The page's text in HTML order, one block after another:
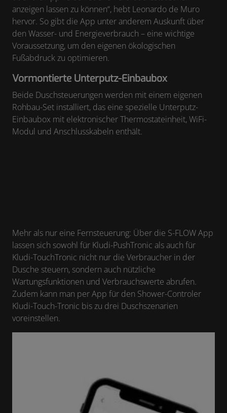
anzeigen lassen zu können“, hebt Leonardo de Muro
hervor. So gibt die App unter anderem Auskunft über
den Wasser- und Energieverbrauch – eine wichtige
Voraussetzung, um den eigenen ökologischen
Fußabdruck zu optimieren.
Vormontierte Unterputz-Einbaubox
Beide Duschsteuerungen werden mit einem eigenen
Rohbau-Set installiert, das eine spezielle Unterputz-
Einbaubox mit elektronischer Thermostateinheit, WiFi-
Modul und Anschlusskabeln enthält.
Mehr als nur eine Fernsteuerung: Über die S-FLOW App
lassen sich sowohl für Kludi-PushTronic als auch für
Kludi-TouchTronic nicht nur die Verbraucher in der
Dusche steuern, sondern auch nützliche
Wartungsfunktionen und Verbrauchswerte abrufen.
Zudem kann man per App für den Shower-Controler
Kludi-Touch-Tronic bis zu drei Duschszenarien
voreinstellen.